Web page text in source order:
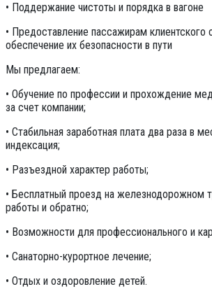
• Поддержание чистоты и порядка в вагоне
• Предоставление пассажирам клиентского
обеспечение их безопасности в пути
Мы предлагаем:
• Обучение по профессии и прохождение
за счет компании;
• Стабильная заработная плата два раза в
индексация;
• Разъездной характер работы;
• Бесплатный проезд на железнодорожном
работы и обратно;
• Возможности для профессионального и
• Санаторно-курортное лечение;
• Отдых и оздоровление детей.